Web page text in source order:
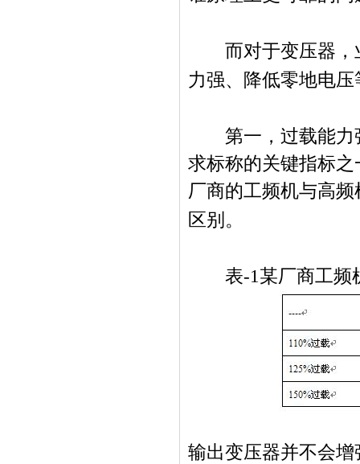
而对于变压器，
力强、降低零地电
第一，过载能力
求标称的关键指标
厂商的工频机与高
区别。
表-1某厂商工频
输出变压器并不会